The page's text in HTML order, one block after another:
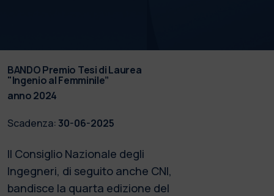
BANDO Premio Tesi di Laurea
"Ingenio al Femminile”
anno 2024
Scadenza: 30-06-2025
Il Consiglio Nazionale degli
Ingegneri, di seguito anche CNI,
bandisce la quarta edizione del